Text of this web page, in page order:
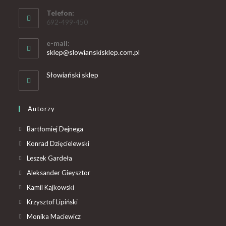
Telefon:
692-499-450
e-mail:
sklep@slowianskisklep.com.pl
Słowiański sklep
Autorzy
Bartłomiej Dejnega
Konrad Dzięcielewski
Leszek Gardeła
Aleksander Gieysztor
Kamil Kajkowski
Krzysztof Lipiński
Monika Maciewicz